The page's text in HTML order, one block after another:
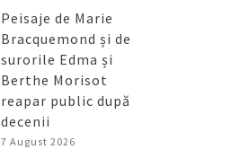
Peisaje de Marie
Bracquemond și de
surorile Edma și
Berthe Morisot
reapar public după
decenii
7 August 2026